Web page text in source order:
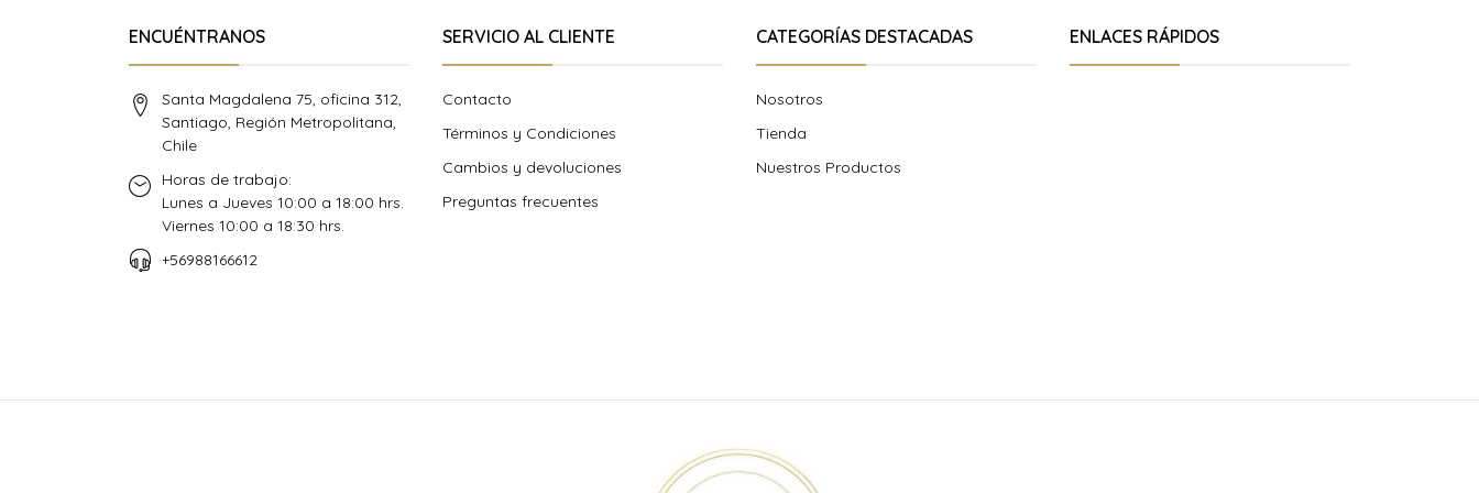
ENCUÉNTRANOS
Santa Magdalena 75, oficina 312,
Santiago, Región Metropolitana,
Chile
Horas de trabajo:
Lunes a Jueves 10:00 a 18:00 hrs.
Viernes 10:00 a 18:30 hrs.
+56988166612
SERVICIO AL CLIENTE
Contacto
Términos y Condiciones
Cambios y devoluciones
Preguntas frecuentes
CATEGORÍAS DESTACADAS
Nosotros
Tienda
Nuestros Productos
ENLACES RÁPIDOS